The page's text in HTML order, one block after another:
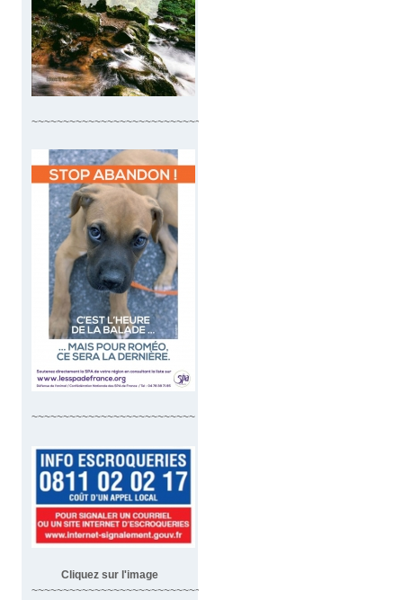
~~~~~~~~~~~~~~~~~~~~~~~~~~~~~~~~~
~~~~~~~~~~~~~~~~~~~~~~~~~~
Cliquez sur l'image
~~~~~~~~~~~~~~~~~~~~~~~~~~~~~~~~~~~~